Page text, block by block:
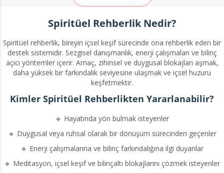
Spiritüel Rehberlik Nedir?
Spiritüel rehberlik, bireyin içsel keşif sürecinde ona rehberlik eden bir
destek sistemidir. Sezgisel danışmanlık, enerji çalışmaları ve bilinç
açıcı yöntemler içerir. Amaç, zihinsel ve duygusal blokajları aşmak,
daha yüksek bir farkındalık seviyesine ulaşmak ve içsel huzuru
keşfetmektir.
Kimler Spiritüel Rehberlikten Yararlanabilir?
🔹 Hayatında yön bulmak isteyenler
🔹 Duygusal veya ruhsal olarak bir dönüşüm sürecinden geçenler
🔹 Enerji çalışmalarına ve bilinç farkındalığına ilgi duyanlar
🔹 Meditasyon, içsel keşif ve bilinçaltı blokajlarını çözmek isteyenler